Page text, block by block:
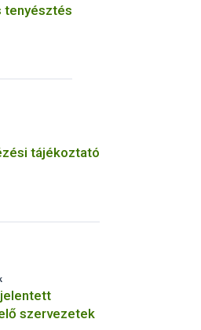
tenyésztés
tájékoztató
szervezetek